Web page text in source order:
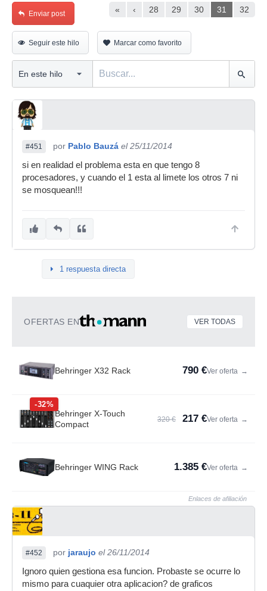
« ‹ 28 29 30 31 32
Enviar post
Seguir este hilo Marcar como favorito
#451 por Pablo Bauzá el 25/11/2014
si en realidad el problema esta en que tengo 8
procesadores, y cuando el 1 esta al limete los otros 7 ni
se mosquean!!!
1 respuesta directa
OFERTAS EN VER TODAS
Behringer X32 Rack 790 €Ver oferta →
-32%
Behringer X-Touch
Compact
320 € 217 €Ver oferta →
Behringer WING Rack 1.385 €Ver oferta →
Enlaces de afiliación
#452 por jaraujo el 26/11/2014
Ignoro quien gestiona esa funcion. Probaste se ocurre lo
mismo para cuaquier otra aplicacion? de graficos